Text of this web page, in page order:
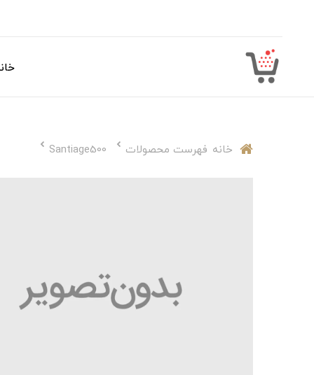
خانه فهرست محصولات Santiage500